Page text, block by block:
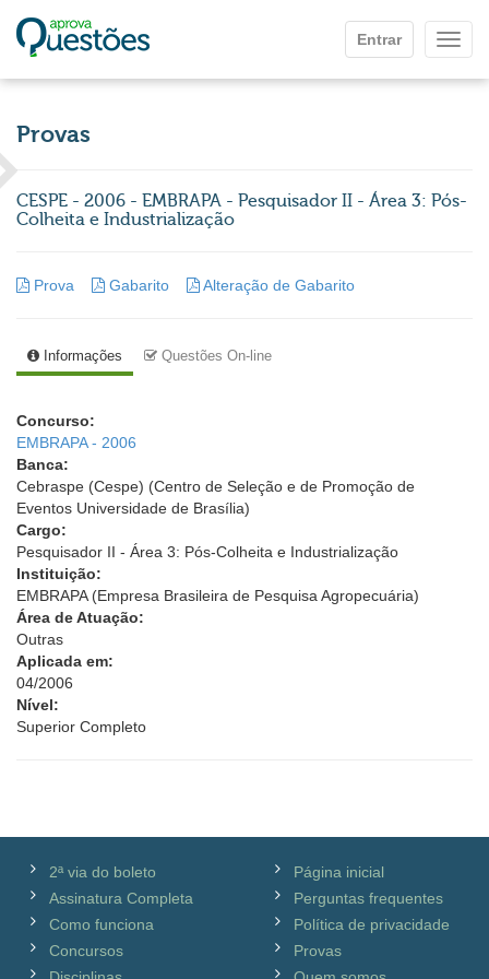
Entrar
Provas
CESPE - 2006 - EMBRAPA - Pesquisador II - Área 3: Pós-
Colheita e Industrialização
Prova Gabarito Alteração de Gabarito
Informações Questões On-line
Concurso:
EMBRAPA - 2006
Banca:
Cebraspe (Cespe) (Centro de Seleção e de Promoção de
Eventos Universidade de Brasília)
Cargo:
Pesquisador II - Área 3: Pós-Colheita e Industrialização
Instituição:
EMBRAPA (Empresa Brasileira de Pesquisa Agropecuária)
Área de Atuação:
Outras
Aplicada em:
04/2006
Nível:
Superior Completo
2ª via do boleto
Assinatura Completa
Como funciona
Concursos
Página inicial
Perguntas frequentes
Política de privacidade
Provas